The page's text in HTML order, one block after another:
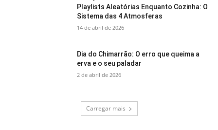
Playlists Aleatórias Enquanto Cozinha: O
Sistema das 4 Atmosferas
14 de abril de 2026
Dia do Chimarrão: O erro que queima a
erva e o seu paladar
2 de abril de 2026
Carregar mais